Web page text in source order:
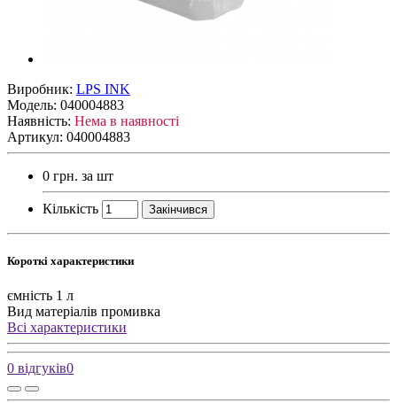
Виробник: LPS INK
Модель: 040004883
Наявність: Нема в наявності
Артикул: 040004883
0 грн. за шт
Кількість Закінчився
Короткі характеристики
ємність 1 л
Вид матеріалів промивка
Всі характеристики
0 відгуків0